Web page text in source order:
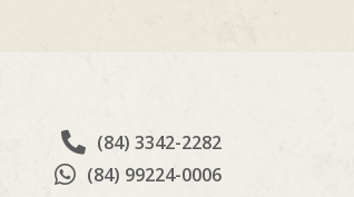
(84) 3342-2282
(84) 99224-0006